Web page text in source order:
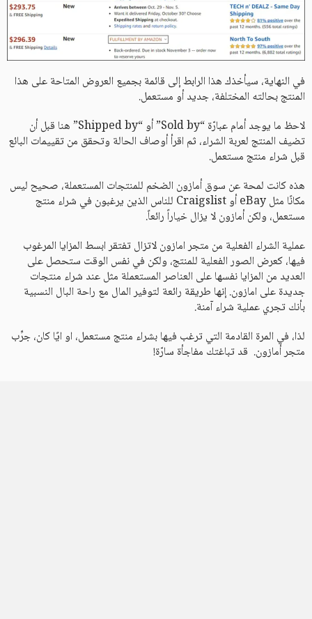
في النهاية، سيأخذك هذا الرابط إلى قائمة بجميع العروض المتاحة على هذا
المنتج بحالته المختلفة، جديد أو مستعمل.
لاحظ ما يوجد أمام عبارّة “Sold by” أو “Shipped by” هنا قبل أن
تضيف المنتج لعربة الشراء، ثم اقرأ أوصاف الحالة وتحقق من تقييمات البائع
قبل شراء منتج مستعمل.
هذه كانت لمحة عن سوق أمازون الضخم للمنتجات المستعملة، صحيح ليس
مكانًا مثل eBay أو Craigslist للناس الذين يرغبون في شراء منتج
مستعمل، ولكن أمازون لا يزال خياراً رائعاً.
عملية الشراء الفعلية من متجر امازون لاتزال تفتقر ابسط المزايا المرغوب
فيها، كعرض الصور الفعلية للمنتج، ولكن في نفس الوقت ستحصل على
العديد من المزايا نفسها على العناصر المستعملة مثل عند شراء منتجات
جديدة على امازون. إنها طريقة رائعة لتوفير المال مع راحة البال النسبية
بأنك تجري عملية شراء آمنة.
لذا، في المرة القادمة التي ترغب فيها بشراء منتج مستعمل، او ايًا كان، جرِّب
متجر أمازون. قد تباغتك مفاجأة سارّة!